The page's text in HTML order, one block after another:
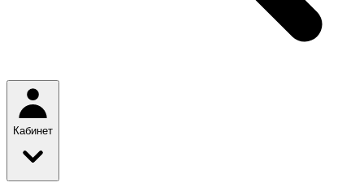
Кабинет